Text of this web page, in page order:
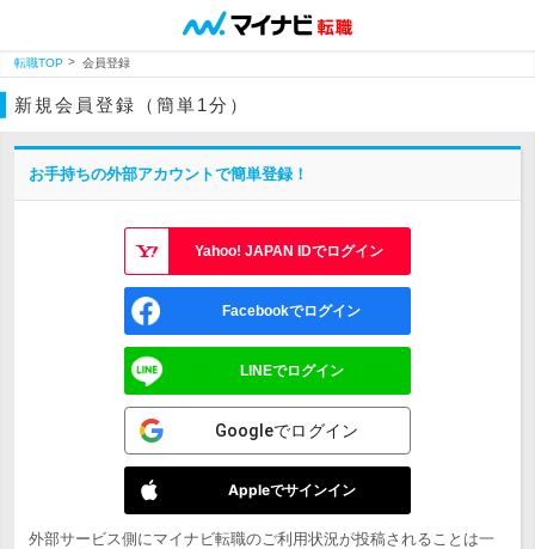
転職TOP 会員登録
新規会員登録（簡単1分）
お手持ちの外部アカウントで簡単登録！
Yahoo! JAPAN IDでログイン
Facebookでログイン
LINEでログイン
Googleでログイン
Appleでサインイン
外部サービス側にマイナビ転職のご利用状況が投稿されることは一